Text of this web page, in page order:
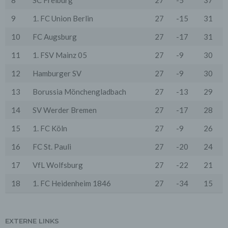
9
1. FC Union Berlin 27 -15
31
10
FC Augsburg 27 -17
31
11
1. FSV Mainz 05 27 -9
30
12
Hamburger SV 27 -9
30
13
Borussia Mönchengladbach 27 -13
29
14
SV Werder Bremen 27 -17
28
15
1. FC Köln 27 -9
26
16
FC St. Pauli 27 -20
24
17
VfL Wolfsburg 27 -22
21
18
1. FC Heidenheim 1846 27 -34 15
EXTERNE LINKS
Die personenbezogenen Daten werden, neben den
ausdrücklich in dieser Datenschutzerklärung
genannten Verwendung, für die folgenden Zwecke auf
Grundlage gesetzlicher Erlaubnisse oder
- Die Zurverfügungstellung, Ausführung, Pflege,
und Nutzerleistungen;
und technischen Supports.
Wir übermitteln die Daten der Nutzer an Dritte nur,
an einen Zahlungsdienstleister) oder für andere
vertraglichen Verpflichtungen gegenüber den Nutzern
zu erfüllen (z.B. Adressmitteilung an Lieferanten).
Personenbezogene Daten werden gelöscht, sofern sie